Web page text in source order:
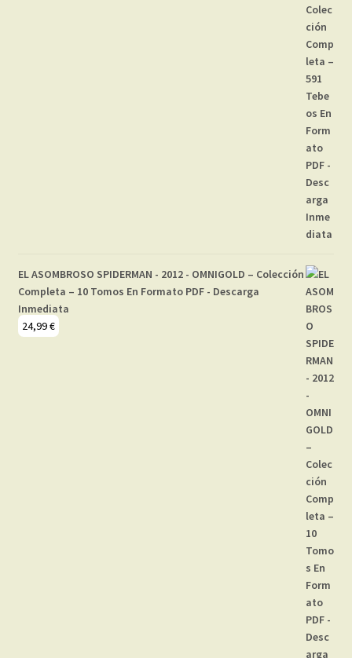
EL ASOMBROSO SPIDERMAN - 2012 - OMNIGOLD – Colección
Completa – 10 Tomos En Formato PDF - Descarga
Inmediata
24,99€